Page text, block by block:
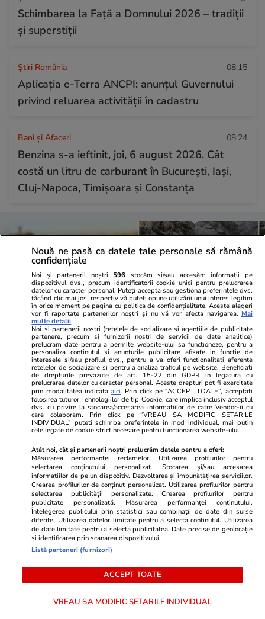
Schimbarea la Față a Domnului 2026 – tradiții
și superstiții
Știri România 08:15
Aplicația e-Terra ANCPI: anunțul Guvernului
privind reluarea activității în cadastru
Bani și Afaceri 08:24
Benzina s-a ieftinit, joi, 6 august 2026. Cât
costă un litru de carburant în București, Iași,
Cluj-Napoca, Timișoara și Constanța
Vacanțe și Cultură 05 aug.
Plajele de la Marea Adriatică,
acoperite de dischete negre din
plastic: „Sunt un simbol al poluării
care continuă să amenințe”
Vacanțe și
Un turist a
pe
de dragoste
Salvamont
prostul
Bani și Afaceri 04 aug.
Ce este loud budgeting,
tendința financiară populară la
generația Z
Nouă ne pasă ca datele tale personale să rămână
confidențiale
Noi și partenerii noștri 596 stocăm și/sau accesăm informații pe
dispozitivul dvs., precum identificatorii cookie unici pentru prelucrarea
datelor cu caracter personal. Puteți accepta sau gestiona preferințele dvs.
făcând clic mai jos, respectiv vă puteți opune utilizării unui interes legitim
în orice moment pe pagina cu politica de confidențialitate. Aceste alegeri
vor fi raportate partenerilor noștri și nu vă vor afecta navigarea. Mai
multe detalii
Noi si partenerii nostri (retelele de socializare si agentiile de publicitate
partenere, precum si furnizorii nostri de servicii de date analitice)
prelucram date pentru a permite website-ului sa functioneze, pentru a
personaliza continutul si anunturile publicitare afisate in functie de
interesele si/sau profilul dvs., pentru a va oferi functionalitati aferente
retelelor de socializare si pentru a analiza traficul pe website. Beneficiati
de drepturile prevazute de art. 15-22 din GDPR in legatura cu
prelucrarea datelor cu caracter personal. Aceste drepturi pot fi exercitate
prin modalitatea indicataaici. Prin click pe “ACCEPT TOATE”, acceptati
folosirea tuturor Tehnologiilor de tip Cookie, care implica inclusiv acceptul
dvs. cu privire la stocarea/accesarea informatiilor de catre Vendor-ii cu
care colaboram. Prin click pe “VREAU SA MODIFIC SETARILE
INDIVIDUAL” puteti schimba preferintele in mod individual, mai putin
cele legate de cookie strict necesare pentru functionarea website-ului.
Atât noi, cât și partenerii noștri prelucrăm datele pentru a oferi:
Măsurarea performanței reclamelor. Utilizarea profilurilor pentru
selectarea conținutului personalizat. Stocarea și/sau accesarea
informațiilor de pe un dispozitiv. Dezvoltarea și îmbunătățirea serviciilor.
Crearea profilurilor de conținut personalizat. Utilizarea profilurilor pentru
selectarea publicității personalizate. Crearea profilurilor pentru
publicitate personalizată. Măsurarea performanței conținutului.
Înțelegerea publicului prin statistici sau combinații de date din surse
diferite. Utilizarea datelor limitate pentru a selecta conținutul. Utilizarea
de date limitate pentru a selecta publicitatea. Date precise de geolocație
și identificarea prin scanarea dispozitivului.
Listă parteneri (furnizori)
ACCEPT TOATE
VREAU SA MODIFIC SETARILE INDIVIDUAL